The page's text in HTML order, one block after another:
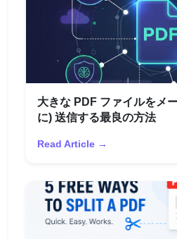
大きな PDF ファイルをメ
に) 送信する最良の方法
Read Article →